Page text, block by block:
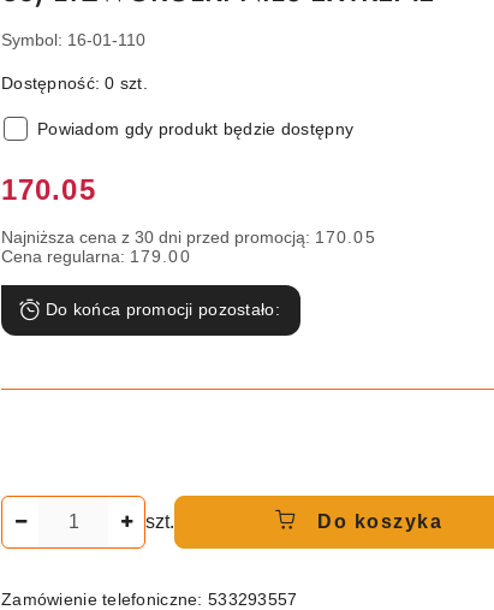
Symbol: 16-01-110
Dostępność:0 szt.
Powiadom gdy produkt będzie dostępny
Cena:
170.05
Najniższa cena z 30 dni przed promocją: 170.05
Cena regularna: 179.00
Do końca promocji pozostało:
szt. Do koszyka
Zamówienie telefoniczne: 533293557